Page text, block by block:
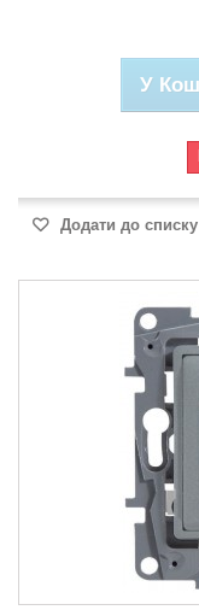
У
Додати до